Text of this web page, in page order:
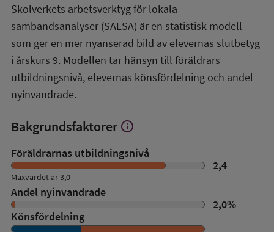
om
SALSA-
översikt
Skolverkets arbetsverktyg för lokala
sambandsanalyser (SALSA) är en statistisk modell
som ger en mer nyanserad bild av elevernas slutbetyg
i årskurs 9. Modellen tar hänsyn till föräldrars
utbildningsnivå, elevernas könsfördelning och andel
nyinvandrade.
Bakgrundsfaktorer Visa
om
Bakgrundsfaktorer
info
Föräldrarnas utbildningsnivå
2,4
Maxvärdet är 3,0
Andel nyinvandrade
2,0%
Könsfördelning